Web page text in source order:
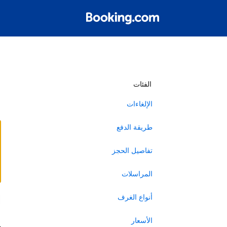
الفئات
الإلغاءات
طريقة الدفع
تفاصيل الحجز
المراسلات
أنواع الغرف
الأسعار